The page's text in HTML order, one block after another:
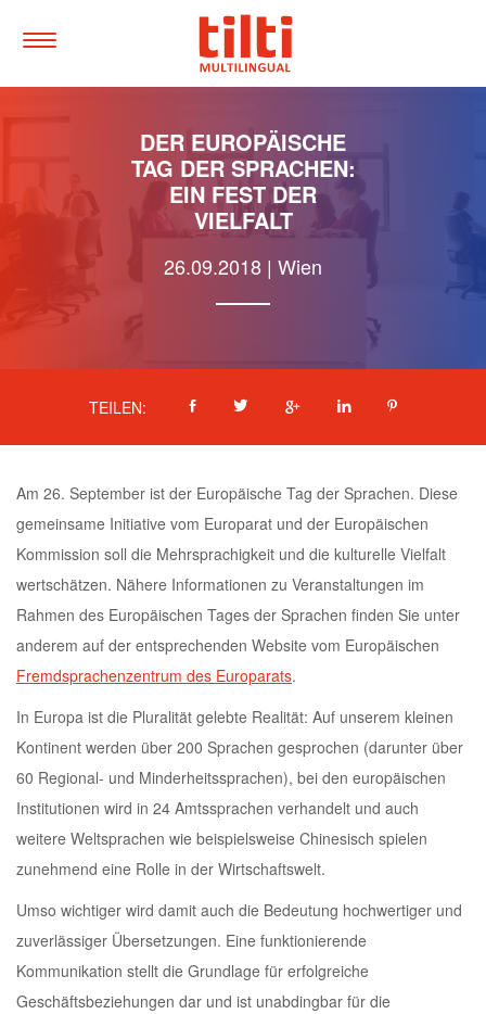
springen,
Menü
Tilti
Multilingual
DER EUROPÄISCHE
TAG DER SPRACHEN:
EIN FEST DER
VIELFALT
26.09.2018 | Wien
TEILEN: FacebookTwitter Google
Plus
LinkedInPinterest
Am 26. September ist der Europäische Tag der Sprachen. Diese
gemeinsame Initiative vom Europarat und der Europäischen
Kommission soll die Mehrsprachigkeit und die kulturelle Vielfalt
wertschätzen. Nähere Informationen zu Veranstaltungen im
Rahmen des Europäischen Tages der Sprachen finden Sie unter
anderem auf der entsprechenden Website vom Europäischen
Fremdsprachenzentrum des Europarats.
In Europa ist die Pluralität gelebte Realität: Auf unserem kleinen
Kontinent werden über 200 Sprachen gesprochen (darunter über
60 Regional- und Minderheitssprachen), bei den europäischen
Institutionen wird in 24 Amtssprachen verhandelt und auch
weitere Weltsprachen wie beispielsweise Chinesisch spielen
zunehmend eine Rolle in der Wirtschaftswelt.
Umso wichtiger wird damit auch die Bedeutung hochwertiger und
zuverlässiger Übersetzungen. Eine funktionierende
Kommunikation stellt die Grundlage für erfolgreiche
Geschäftsbeziehungen dar und ist unabdingbar für die